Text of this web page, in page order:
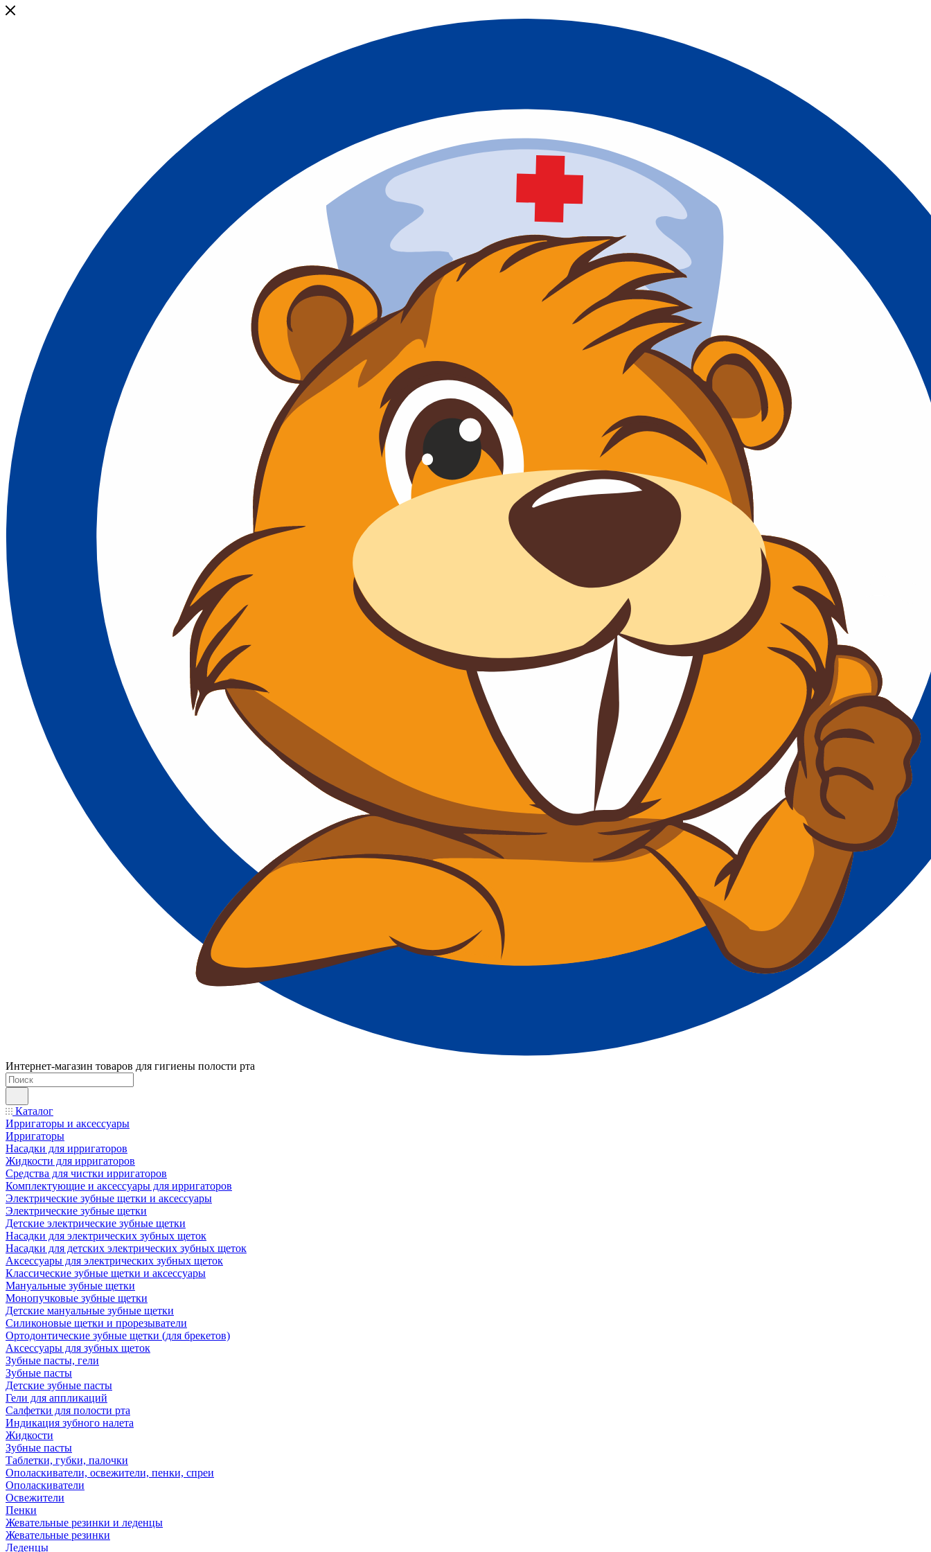
Интернет-магазин товаров для гигиены полости рта
Каталог
Ирригаторы и аксессуары
Ирригаторы
Насадки для ирригаторов
Жидкости для ирригаторов
Средства для чистки ирригаторов
Комплектующие и аксессуары для ирригаторов
Электрические зубные щетки и аксессуары
Электрические зубные щетки
Детские электрические зубные щетки
Насадки для электрических зубных щеток
Насадки для детских электрических зубных щеток
Аксессуары для электрических зубных щеток
Классические зубные щетки и аксессуары
Мануальные зубные щетки
Монопучковые зубные щетки
Детские мануальные зубные щетки
Силиконовые щетки и прорезыватели
Ортодонтические зубные щетки (для брекетов)
Аксессуары для зубных щеток
Зубные пасты, гели
Зубные пасты
Детские зубные пасты
Гели для аппликаций
Салфетки для полости рта
Индикация зубного налета
Жидкости
Зубные пасты
Таблетки, губки, палочки
Ополаскиватели, освежители, пенки, спреи
Ополаскиватели
Освежители
Пенки
Жевательные резинки и леденцы
Жевательные резинки
Леденцы